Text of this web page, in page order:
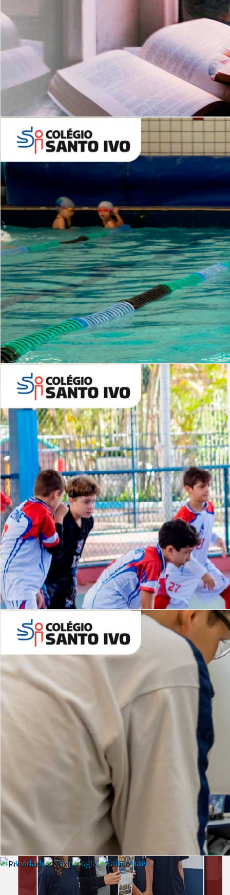
Leituras Literárias
Período Integral | Saiba mais
Desafios | Saiba mais
Criatividade e Tecnologia | Saiba mais
6º AO 9º ANO FUNDAMENTAL
Inglês: Turmas Reduzidas
(Proficiência)
ALUNOS NOVOS
Entre em Contato
INSTITUCIONAL
Lista de vídeos
NOSSOCANAL